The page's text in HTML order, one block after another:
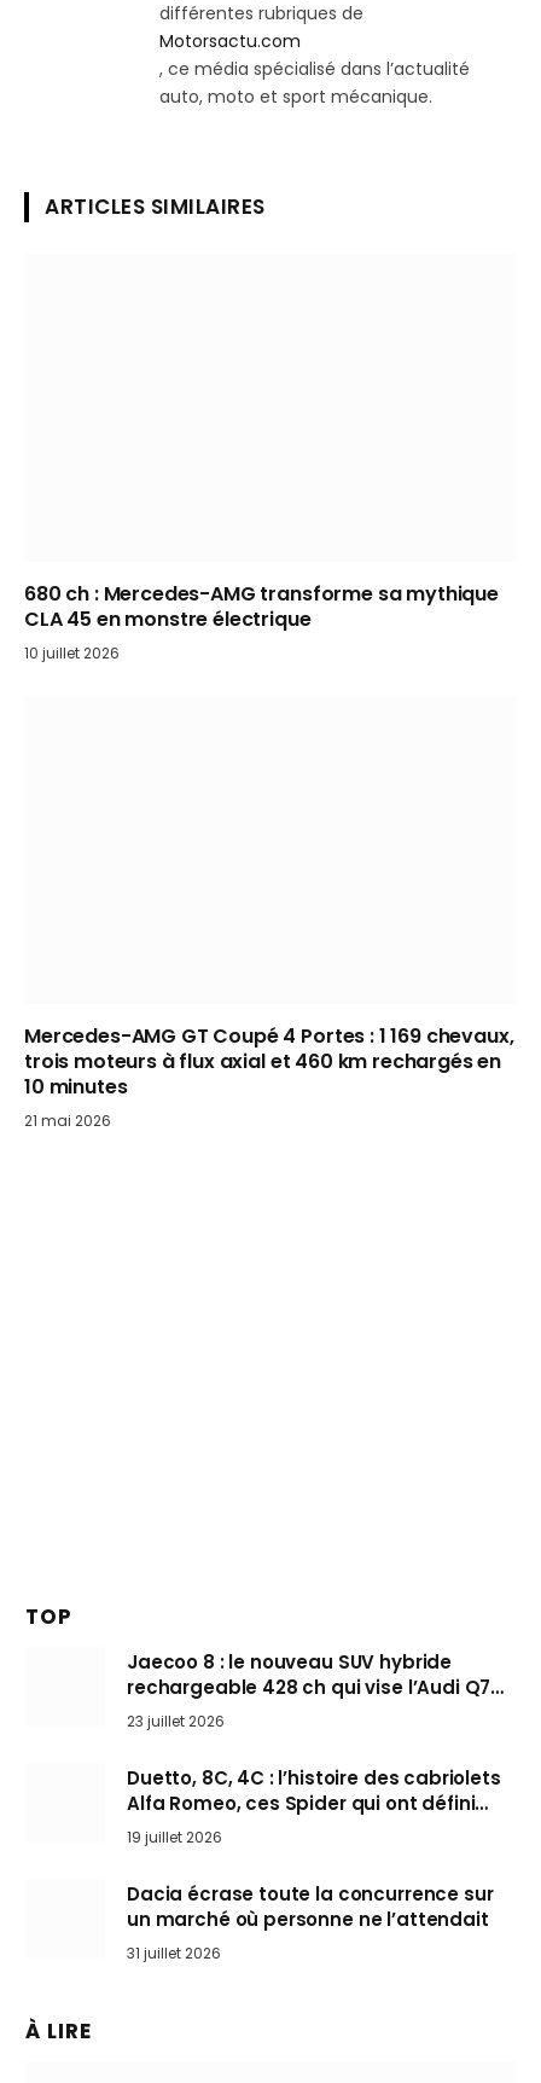
différentes rubriques de
Motorsactu.com
, ce média spécialisé dans l’actualité
auto, moto et sport mécanique.
ARTICLES SIMILAIRES
680 ch : Mercedes-AMG transforme sa mythique
CLA 45 en monstre électrique
10 juillet 2026
Mercedes-AMG GT Coupé 4 Portes : 1 169 chevaux,
trois moteurs à flux axial et 460 km rechargés en
10 minutes
21 mai 2026
TOP
Jaecoo 8 : le nouveau SUV hybride
rechargeable 428 ch qui vise l’Audi Q7
arrive en Europe cet automne
23 juillet 2026
Duetto, 8C, 4C : l’histoire des cabriolets
Alfa Romeo, ces Spider qui ont défini
l’art de rouler cheveux au vent
19 juillet 2026
Dacia écrase toute la concurrence sur
un marché où personne ne l’attendait
31 juillet 2026
À LIRE